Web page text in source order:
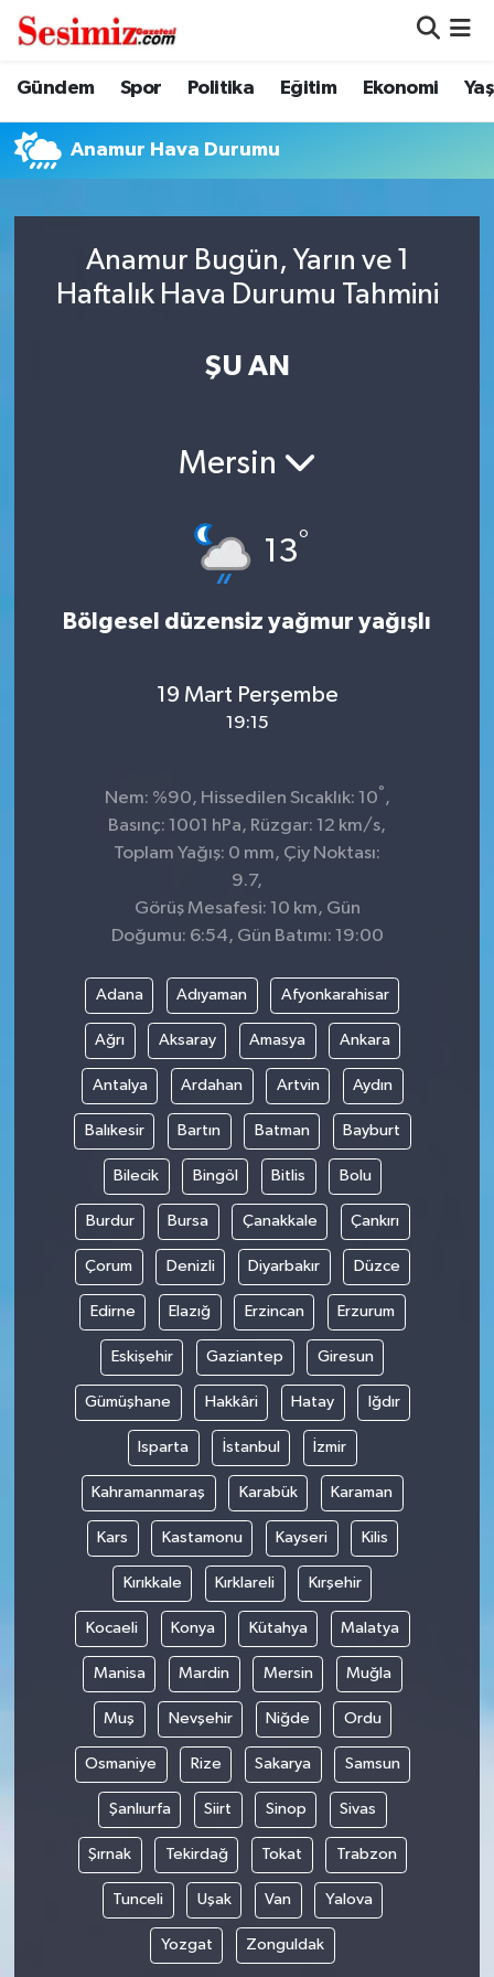
Gündem Spor Politika Eğitim Ekonomi
Anamur Hava Durumu
Anamur Bugün, Yarın ve 1
Haftalık Hava Durumu Tahmini
ŞU AN
Mersin
13°
Bölgesel düzensiz yağmur yağışlı
19 Mart Perşembe
19:15
Nem: %90, Hissedilen Sıcaklık: 10° ,
Basınç: 1001 hPa, Rüzgar: 12 km/s,
Toplam Yağış: 0 mm, Çiy Noktası:
9.7,
Görüş Mesafesi: 10 km, Gün
Doğumu: 6:54, Gün Batımı: 19:00
Adana Adıyaman Afyonkarahisar
Ağrı Aksaray Amasya Ankara
Antalya Ardahan Artvin Aydın
Balıkesir Bartın Batman Bayburt
Bilecik Bingöl Bitlis Bolu
Burdur Bursa Çanakkale Çankırı
Çorum Denizli Diyarbakır Düzce
Edirne Elazığ Erzincan Erzurum
Eskişehir Gaziantep Giresun
Gümüşhane Hakkâri Hatay Iğdır
Isparta İstanbul İzmir
Kahramanmaraş Karabük Karaman
Kars Kastamonu Kayseri Kilis
Kırıkkale Kırklareli Kırşehir
Kocaeli Konya Kütahya Malatya
Manisa Mardin Mersin Muğla
Muş Nevşehir Niğde Ordu
Osmaniye Rize Sakarya Samsun
Şanlıurfa Siirt Sinop Sivas
Şırnak Tekirdağ Tokat Trabzon
Tunceli Uşak Van Yalova
Yozgat Zonguldak
Dünya
Eğitim
Genel
Gündem
Nöbetçi Eczaneler
Hava Durumu
Trafik Durumu
Süper Lig Puan Durumu ve Fikstür